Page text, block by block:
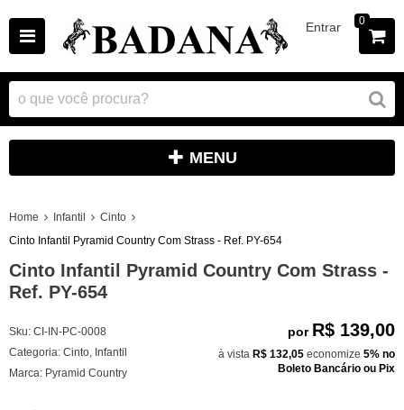
Entrar 0
MENU
Home Infantil
Cinto
Cinto Infantil Pyramid Country Com Strass - Ref. PY-654
Cinto Infantil Pyramid Country Com Strass -
Ref. PY-654
Sku: CI-IN-PC-0008
Categoria: Cinto Infantil
Marca: Pyramid Country
por R$ 139,00
à vista R$ 132,05 economize 5% no
Boleto Bancário ou Pix